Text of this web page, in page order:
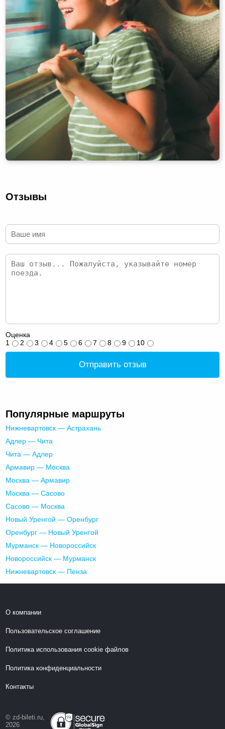
Отзывы
Оценка
1
2 3 4 5 6 7 8 9 10
Отправить отзыв
Популярные маршруты
Нижневартовск — Астрахань
Адлер — Чита
Чита — Адлер
Армавир — Москва
Москва — Армавир
Москва — Сасово
Сасово — Москва
Новый Уренгой — Оренбург
Оренбург — Новый Уренгой
Мурманск — Новороссийск
Новороссийск — Мурманск
Нижневартовск — Пенза
О компании
Пользовательское соглашение
Политика использования cookie файлов
Политика конфиденциальности
Контакты
© zd-bileti.ru,
2026